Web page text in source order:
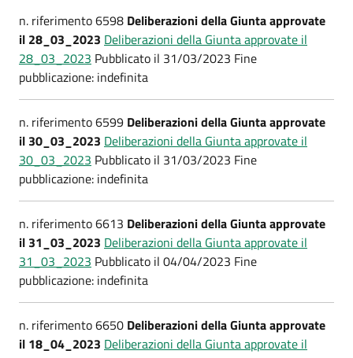
n. riferimento 6598 Deliberazioni della Giunta approvate
il 28_03_2023 Deliberazioni della Giunta approvate il
28_03_2023 Pubblicato il 31/03/2023 Fine
pubblicazione: indefinita
n. riferimento 6599 Deliberazioni della Giunta approvate
il 30_03_2023 Deliberazioni della Giunta approvate il
30_03_2023 Pubblicato il 31/03/2023 Fine
pubblicazione: indefinita
n. riferimento 6613 Deliberazioni della Giunta approvate
il 31_03_2023 Deliberazioni della Giunta approvate il
31_03_2023 Pubblicato il 04/04/2023 Fine
pubblicazione: indefinita
n. riferimento 6650 Deliberazioni della Giunta approvate
il 18_04_2023 Deliberazioni della Giunta approvate il